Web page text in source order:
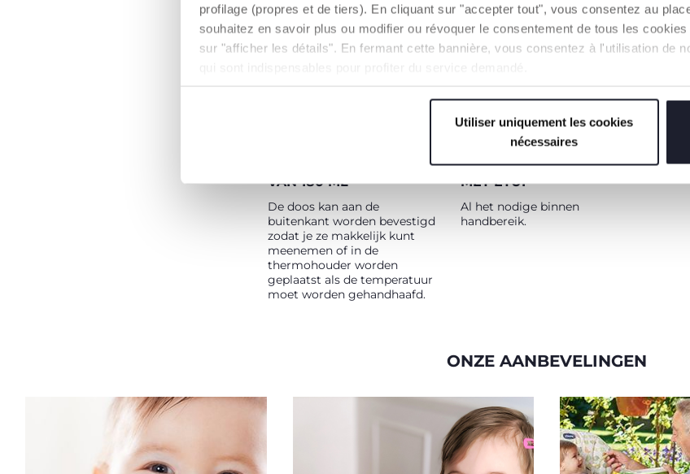
profilage (propres et de tiers). En cliquant sur "accepter tout", vous consentez au
souhaitez en savoir plus ou modifier ou révoquer le consentement de tous les
sur "afficher les détails". En fermant cette bannière, vous consentez à l'utilisation de
Utiliser uniquement les cookies
nécessaires
ingrediënten).
VAN 180 ML
De doos kan aan de
buitenkant worden bevestigd
zodat je ze makkelijk kunt
meenemen of in de
thermohouder worden
geplaatst als de temperatuur
moet worden gehandhaafd.
HANDIGE REISLEPEL
MET ETUI
Al het nodige binnen
handbereik.
ONZE AANBEVELINGEN